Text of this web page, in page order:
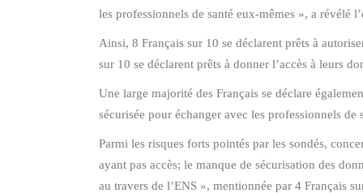
les professionnels de santé eux-mêmes », a révélé
Ainsi, 8 Français sur 10 se déclarent prêts à
sur 10 se déclarent prêts à donner l’accès à leurs
Une large majorité des Français se déclare
sécurisée pour échanger avec les professionnels
Parmi les risques forts pointés par les sondés,
ayant pas accès; le manque de sécurisation des
au travers de l’ENS », mentionnée par 4 Français